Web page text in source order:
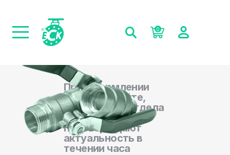
0
При оформлении
заказа на сайте,
менеджеры отдела
продаж
подтверждают
актуальность в
течении часа